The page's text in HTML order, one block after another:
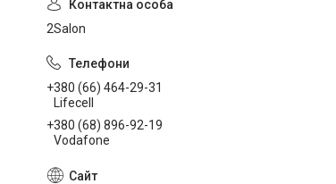
2Salon
+380 (66) 464-29-31
Lifecell
+380 (68) 896-92-19
Vodafone